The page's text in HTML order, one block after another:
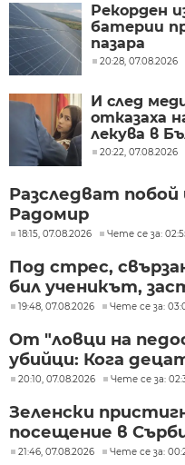
Рекорден
батерии
пазара
20:28, 07.08.2026
И след
отказаха
лекува в
20:22, 07.08.2026
Разследват
Радомир
18:15, 07.08.2026 Чете се за:
Под стрес,
бил ученикът,
19:48, 07.08.2026 Чете се за:
От "ловци на
убийци: Кога
20:10, 07.08.2026 Чете се за:
Зеленски
посещение в
21:46, 07.08.2026 Чете се за: